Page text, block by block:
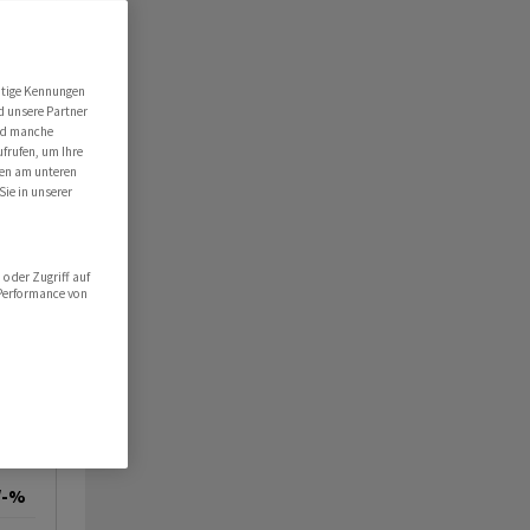
%
Kennungen
unsere Partner
manche
um Ihre
am unteren
in unserer
oder Zugriff auf
von